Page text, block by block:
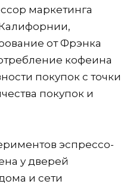
маркетинга
от Фрэнка
кофеина
покупок с точки
покупок и
эспрессо-
у дверей
и сети